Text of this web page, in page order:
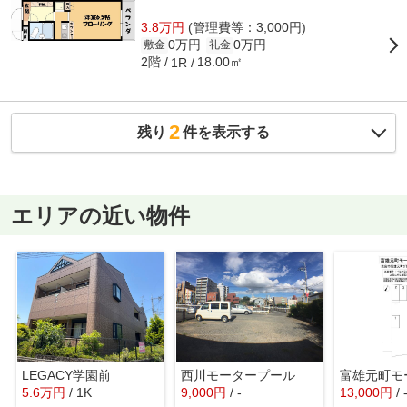
3.8万円 (管理費等：3,000円)
敷金 0万円 礼金 0万円
2階 1R 18.00㎡
残り 2件を表示する
エリアの近い物件
LEGACY学園前
5.6万円 / 1K
西川モータープール
9,000円 / - 13,000円 / -